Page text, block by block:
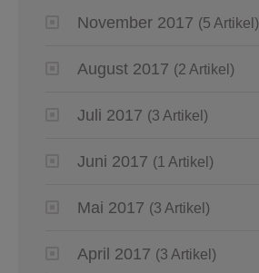
November 2017 (5 Artikel)
August 2017 (2 Artikel)
Juli 2017 (3 Artikel)
Juni 2017 (1 Artikel)
Mai 2017 (3 Artikel)
April 2017 (3 Artikel)